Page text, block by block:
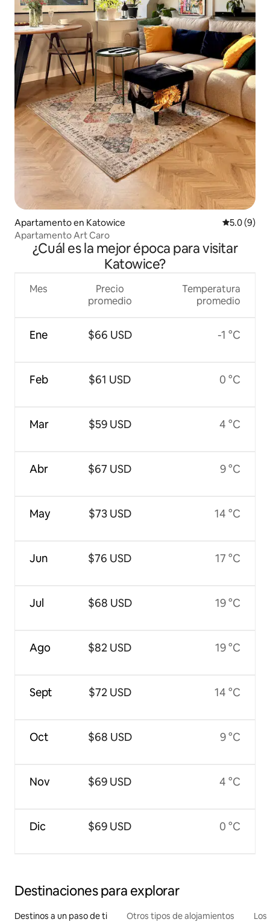
Apartamento en Katowice
5.0 (9)
Apartamento Art Caro
¿Cuál es la mejor época para visitar
Katowice?
Mes
Ene
Feb
Mar
Abr
May
Jun
Jul
Ago
Sept
Oct
Nov
Dic
Precio
promedio
$66 USD
$61 USD
$59 USD
$67 USD
$73 USD
$76 USD
$68 USD
$82 USD
$72 USD
$68 USD
$69 USD
$69 USD
Temperatura
promedio
-1 °C
0 °C
4 °C
9 °C
14 °C
17 °C
19 °C
19 °C
14 °C
9 °C
4 °C
0 °C
Destinaciones para explorar
Destinos a un paso de ti Otros tipos de alojamientos